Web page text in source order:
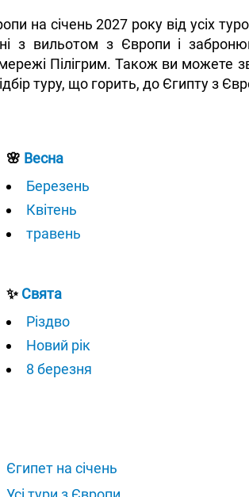
на січень 2027 року від усіх
з вильотом з Європи і
Пілігрим. Також ви можете
туру, що горить, до Єгипту з
🌸 Весна
Березень
Квітень
травень
✨Свята
Різдво
Новий рік
8 березня
Єгипет на січень